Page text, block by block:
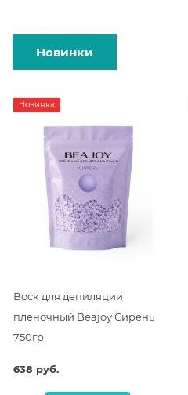
Новинки
Новинка
Воск для депиляции
пленочный Beajoy Сирень
750гр
638 руб.